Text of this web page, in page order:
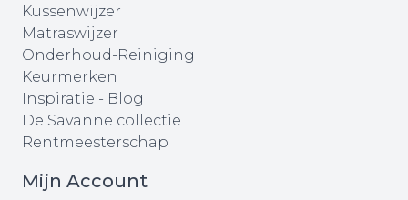
Kussenwijzer
Matraswijzer
Onderhoud-Reiniging
Keurmerken
Inspiratie - Blog
De Savanne collectie
Rentmeesterschap
Mijn Account